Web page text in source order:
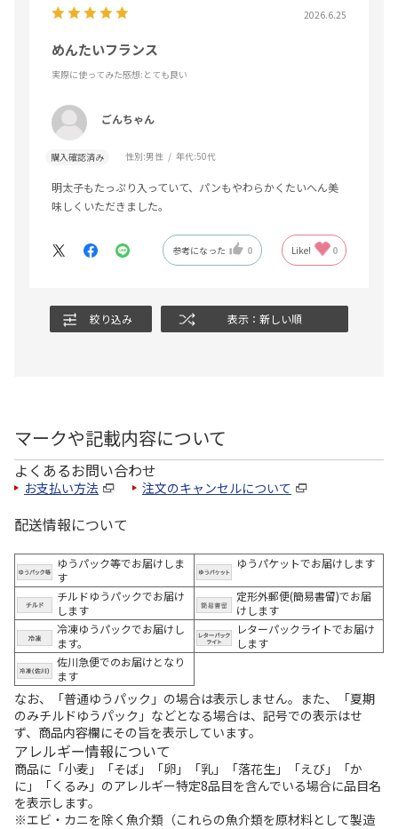
2026.6.25
めんたいフランス
実際に使ってみた感想:とても良い
ごんちゃん
購入確認済み 性別:男性 年代:50代
明太子もたっぷり入っていて、パンもやわらかくたいへん美
味しくいただきました。
参考になった 0 Like! 0
絞り込み 表示：新しい順
マークや記載内容について
よくあるお問い合わせ
お支払い方法 注文のキャンセルについて
配送情報について
ゆうパック等でお届けしま
す
ゆうパケットでお届けします
チルドゆうパックでお届け
します
定形外郵便(簡易書留)でお届
けします
冷凍ゆうパックでお届けし
ます。
レターパックライトでお届け
します
佐川急便でのお届けとなり
ます
なお、「普通ゆうパック」の場合は表示しません。また、「夏期
のみチルドゆうパック」などとなる場合は、記号での表示はせ
ず、商品内容欄にその旨を表示しています。
アレルギー情報について
商品に「小麦」「そば」「卵」「乳」「落花生」「えび」「か
に」「くるみ」のアレルギー特定8品目を含んでいる場合に品目名
を表示します。
※エビ・カニを除く魚介類（これらの魚介類を原材料として製造